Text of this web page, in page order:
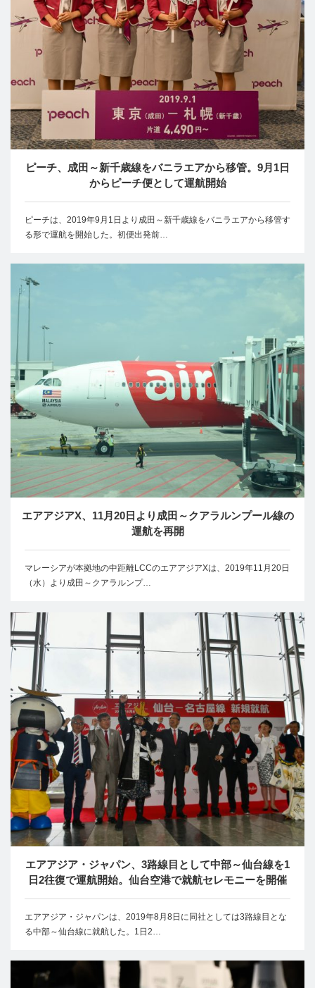
ピーチ、成田～新千歳線をバニラエアから移管。9月1日
からピーチ便として運航開始
ピーチは、2019年9月1日より成田～新千歳線をバニラエアから移管す
る形で運航を開始した。初便出発前…
エアアジアX、11月20日より成田～クアラルンプール線の
運航を再開
マレーシアが本拠地の中距離LCCのエアアジアXは、2019年11月20日
（水）より成田～クアラルンプ…
エアアジア・ジャパン、3路線目として中部～仙台線を1
日2往復で運航開始。仙台空港で就航セレモニーを開催
エアアジア・ジャパンは、2019年8月8日に同社としては3路線目とな
る中部～仙台線に就航した。1日2…